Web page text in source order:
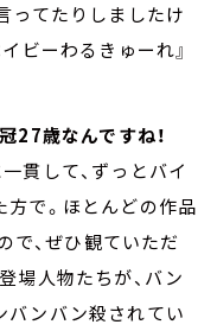
ってたりしましたけ
ビーわるきゅーれ』
27歳なんですね！
貫して、ずっとバイ
で。ほとんどの作品
で、ぜひ観ていただ
場人物たちが、バン
バンバン殺されてい